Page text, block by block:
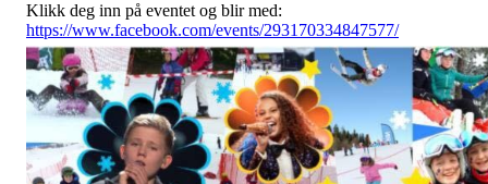
Klikk deg inn på eventet og blir med:
https://www.facebook.com/events/293170334847577/